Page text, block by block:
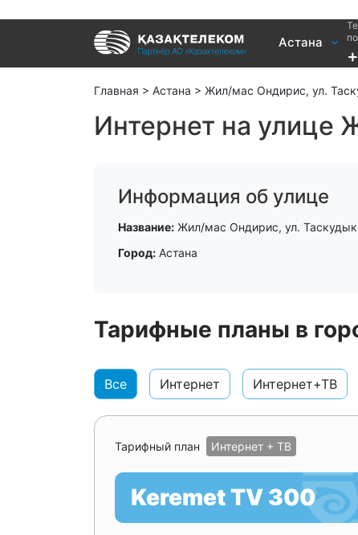
Астана
Услуги
Интернет и ТВ в частном доме
TV+
Главная > Астана > Жил/мас Ондирис, ул.
Интернет на улице
Информация об улице
Название: Жил/мас Ондирис, ул. Таскудык
Город: Астана
Тарифные планы в
Все Интернет Интернет+ТВ
Тарифный план Интернет + ТВ
Keremet TV 300